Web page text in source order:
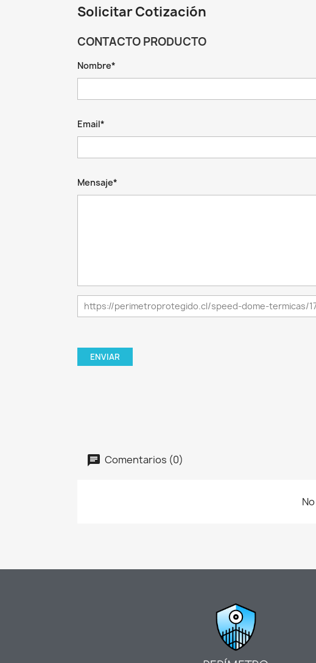
Solicitar Cotización
CONTACTO PRODUCTO
Nombre*
Email*
Mensaje*
Comentarios (0)